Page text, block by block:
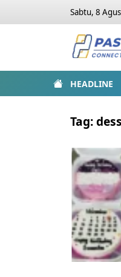
Sabtu, 8
HEADLINE
Tag: